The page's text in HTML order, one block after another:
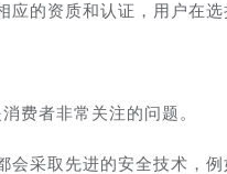
应的资质和认证，用户在
费者非常关注的问题。
会采取先进的安全技术，